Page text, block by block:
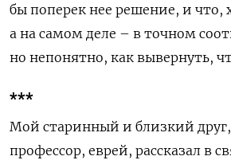
бы поперек нее решение, и что,
а на самом деле – в точном
но непонятно, как вывернуть,
***
Мой старинный и близкий
профессор, еврей, рассказал в